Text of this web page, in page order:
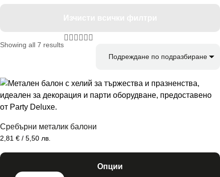
Showing all 7 results
Сребърни металик балони
2,81 € / 5,50 лв.
Опции